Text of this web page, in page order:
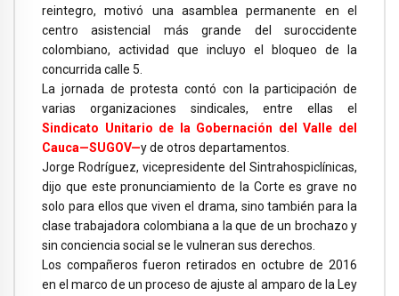
reintegro, motivó una asamblea permanente en el
centro asistencial más grande del suroccidente
colombiano, actividad que incluyo el bloqueo de la
concurrida calle 5.
La jornada de protesta contó con la participación de
varias organizaciones sindicales, entre ellas el
Sindicato Unitario de la Gobernación del Valle del
Cauca—SUGOV—y de otros departamentos.
Jorge Rodríguez, vicepresidente del Sintrahospiclínicas,
dijo que este pronunciamiento de la Corte es grave no
solo para ellos que viven el drama, sino también para la
clase trabajadora colombiana a la que de un brochazo y
sin conciencia social se le vulneran sus derechos.
Los compañeros fueron retirados en octubre de 2016
en el marco de un proceso de ajuste al amparo de la Ley